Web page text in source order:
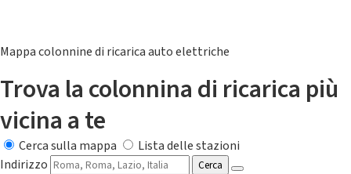
Mappa colonnine di ricarica auto elettriche
Trova la colonnina di ricarica più
vicina a te
Cerca sulla mappa
Lista delle stazioni
Indirizzo
Cerca